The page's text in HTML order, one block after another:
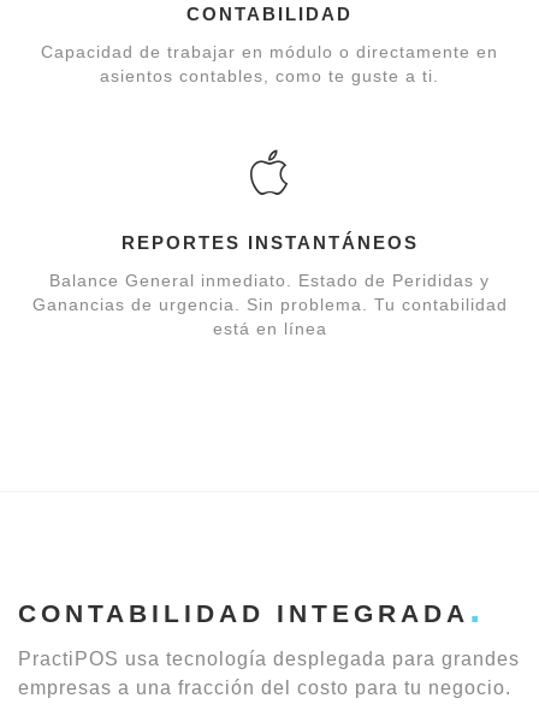
CONTABILIDAD
Capacidad de trabajar en módulo o directamente en
asientos contables, como te guste a ti.
REPORTES INSTANTÁNEOS
Balance General inmediato. Estado de Perididas y
Ganancias de urgencia. Sin problema. Tu contabilidad
está en línea
CONTABILIDAD INTEGRADA
PractiPOS usa tecnología desplegada para grandes
empresas a una fracción del costo para tu negocio.